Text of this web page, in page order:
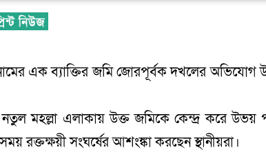
নামের এক ব্যাক্তির জমি জোরপূর্বক দখলের অভিযোগ
মহল্লা এলাকায় উক্ত জমিকে কেন্দ্র করে উভয়
রক্তক্ষয়ী সংঘর্ষের আশংঙ্কা করছেন স্থানীয়রা।